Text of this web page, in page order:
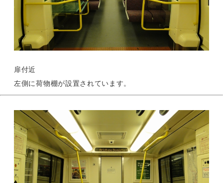
扉付近
左側に荷物棚が設置されています。